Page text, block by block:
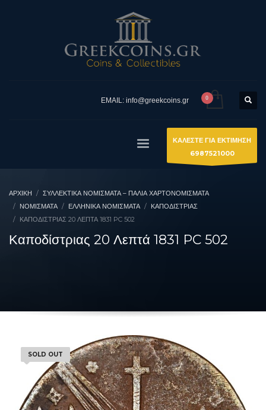
EMAIL: info@greekcoins.gr
ΚΑΛΕΣΤΕ ΓΙΑ ΕΚΤΙΜΗΣΗ
6987521000
ΑΡΧΙΚΉ
ΣΥΛΛΕΚΤΙΚΆ ΝΟΜΊΣΜΑΤΑ – ΠΑΛΙΆ ΧΑΡΤΟΝΟΜΊΣΜΑΤΑ
ΝΟΜΙΣΜΑΤΑ
ΕΛΛΗΝΙΚΆ ΝΟΜΊΣΜΑΤΑ
ΚΑΠΟΔΊΣΤΡΙΑΣ
ΚΑΠΟΔΊΣΤΡΙΑΣ 20 ΛΕΠΤΆ 1831 PC 502
Καποδίστριας 20 Λεπτά 1831 PC 502
SOLD OUT